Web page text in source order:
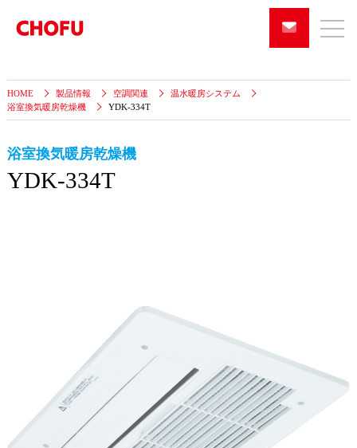
HOME 製品情報 空調関連
温水暖房システム
浴室換気暖房乾燥機
YDK-334T
浴室換気暖房乾燥機
YDK-334T